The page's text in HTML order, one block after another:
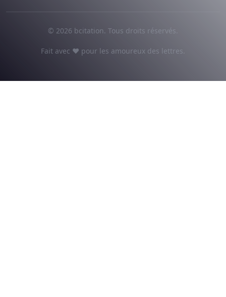
© 2026 bcitation. Tous droits réservés.
Fait avec ♥ pour les amoureux des lettres.